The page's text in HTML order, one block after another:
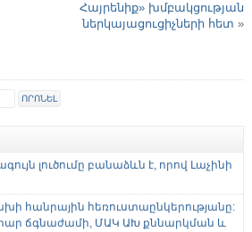
Հայրենիք» խմբակցության
ներկայացուցիչների հետ »
լուծումը բանաձևն է, որով Լաչինի
հանրային հեռուստաընկերությանը:
ճգնաժամի, ՄԱԿ ԱԽ քննարկման և